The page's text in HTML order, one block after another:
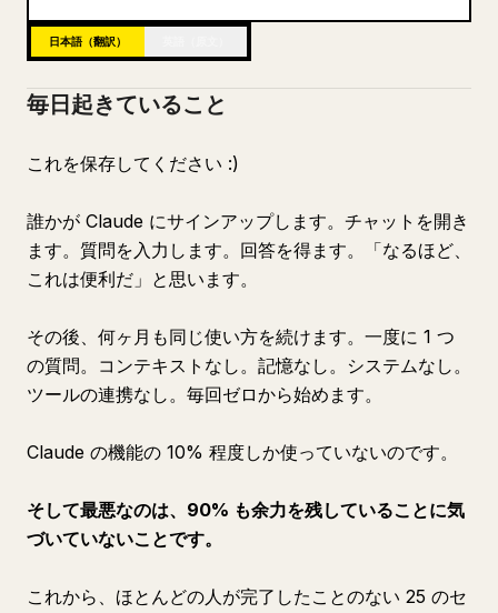
日本語（翻訳）
毎日起きていること
これを保存してください :)
誰かが Claude にサインアップします。チャットを開き
ます。質問を入力します。回答を得ます。「なるほど、
これは便利だ」と思います。
その後、何ヶ月も同じ使い方を続けます。一度に 1 つ
の質問。コンテキストなし。記憶なし。システムなし。
ツールの連携なし。毎回ゼロから始めます。
Claude の機能の 10% 程度しか使っていないのです。
そして最悪なのは、90% も余力を残していることに気
づいていないことです。
これから、ほとんどの人が完了したことのない 25 のセ